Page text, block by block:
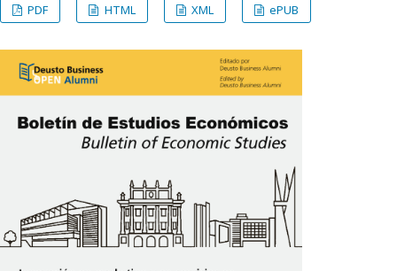
PDF HTML XML ePUB